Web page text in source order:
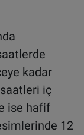
kadar
iç
ise hafif
12